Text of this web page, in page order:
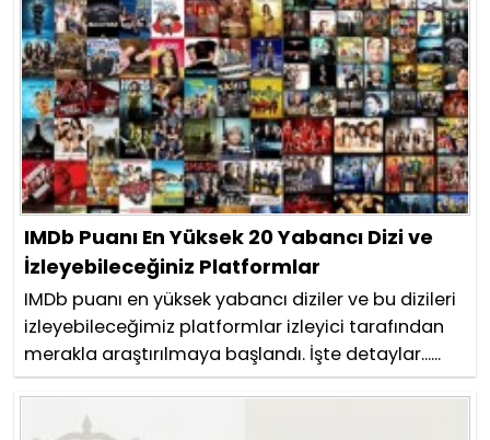
IMDb Puanı En Yüksek 20 Yabancı Dizi ve
İzleyebileceğiniz Platformlar
IMDb puanı en yüksek yabancı diziler ve bu dizileri
izleyebileceğimiz platformlar izleyici tarafından
merakla araştırılmaya başlandı. İşte detaylar......